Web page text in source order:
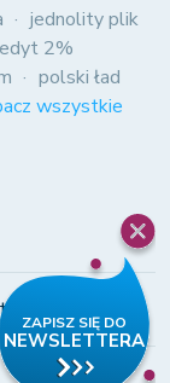
jednolity plik
2%
polski ład
wszystkie